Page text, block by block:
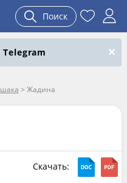
Поиск
Telegram
> Жадина
Скачать: